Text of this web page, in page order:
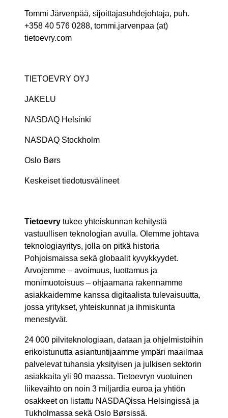
Tommi Järvenpää, sijoittajasuhdejohtaja, puh.
+358 40 576 0288, tommi.jarvenpaa (at)
tietoevry.com
TIETOEVRY OYJ
JAKELU
NASDAQ Helsinki
NASDAQ Stockholm
Oslo Børs
Keskeiset tiedotusvälineet
Tietoevry tukee yhteiskunnan kehitystä
vastuullisen teknologian avulla. Olemme johtava
teknologiayritys, jolla on pitkä historia
Pohjoismaissa sekä globaalit kyvykkyydet.
Arvojemme – avoimuus, luottamus ja
monimuotoisuus – ohjaamana rakennamme
asiakkaidemme kanssa digitaalista tulevaisuutta,
jossa yritykset, yhteiskunnat ja ihmiskunta
menestyvät.
24 000 pilviteknologiaan, dataan ja ohjelmistoihin
erikoistunutta asiantuntijaamme ympäri maailmaa
palvelevat tuhansia yksityisen ja julkisen sektorin
asiakkaita yli 90 maassa. Tietoevryn vuotuinen
liikevaihto on noin 3 miljardia euroa ja yhtiön
osakkeet on listattu NASDAQissa Helsingissä ja
Tukholmassa sekä Oslo Børsissä.